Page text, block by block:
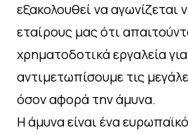
εξακολουθεί να αγωνίζεται
εταίρους μας ότι
χρηματοδοτικά εργαλεία
αντιμετωπίσουμε τις
όσον αφορά την άμυνα.
Η άμυνα είναι ένα